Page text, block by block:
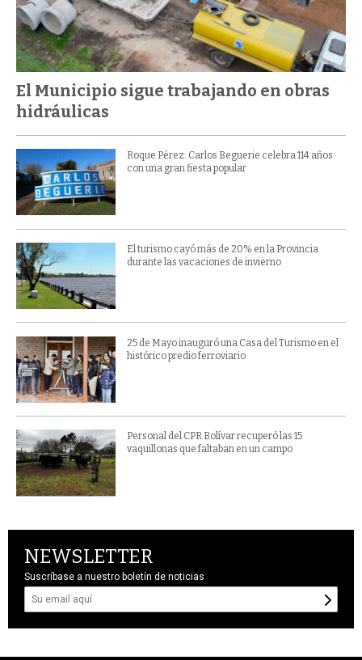
El Municipio sigue trabajando en obras
hidráulicas
Roque Pérez: Carlos Beguerie celebra 114 años
con una gran fiesta popular
El turismo cayó más de 20% en la Provincia
durante las vacaciones de invierno
25 de Mayo inauguró una Casa del Turismo en el
histórico predio ferroviario
Personal del CPR Bolívar recuperó las 15
vaquillonas que faltaban en un campo
NEWSLETTER
Suscríbase a nuestro boletín de noticias